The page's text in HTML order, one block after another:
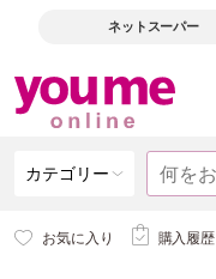
ネットスーパー
カテゴリー
お気に入り 購入履歴